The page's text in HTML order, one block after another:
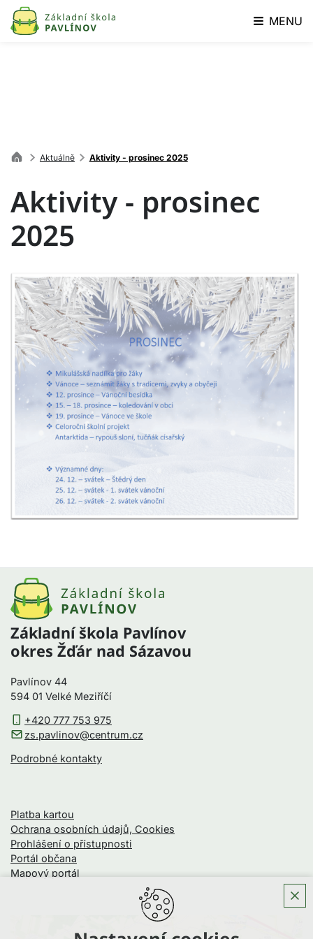
MENU
Aktuálně Aktivity - prosinec 2025
Aktivity - prosinec
2025
Základní škola Pavlínov
okres Žďár nad Sázavou
Pavlínov 44
594 01 Velké Meziříčí
+420 777 753 975
zs.pavlinov@centrum.cz
Podrobné kontakty
Platba kartou
Ochrana osobních údajů, Cookies
Prohlášení o přístupnosti
Portál občana
Mapový portál